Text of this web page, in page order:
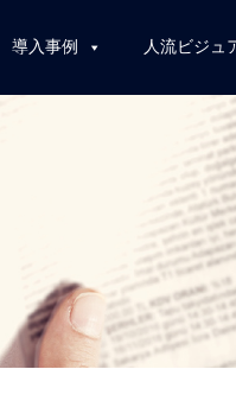
導入事例 人流ビジュ